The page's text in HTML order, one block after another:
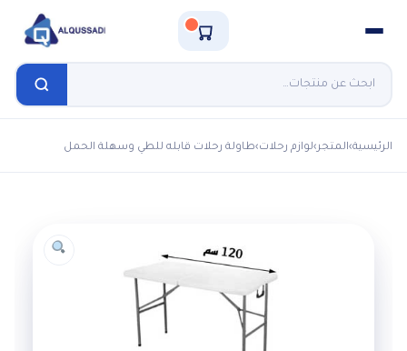
الرئيسية›المتجر›لوازم رحلات›طاولة رحلات قابله للطي وسهلة الحمل